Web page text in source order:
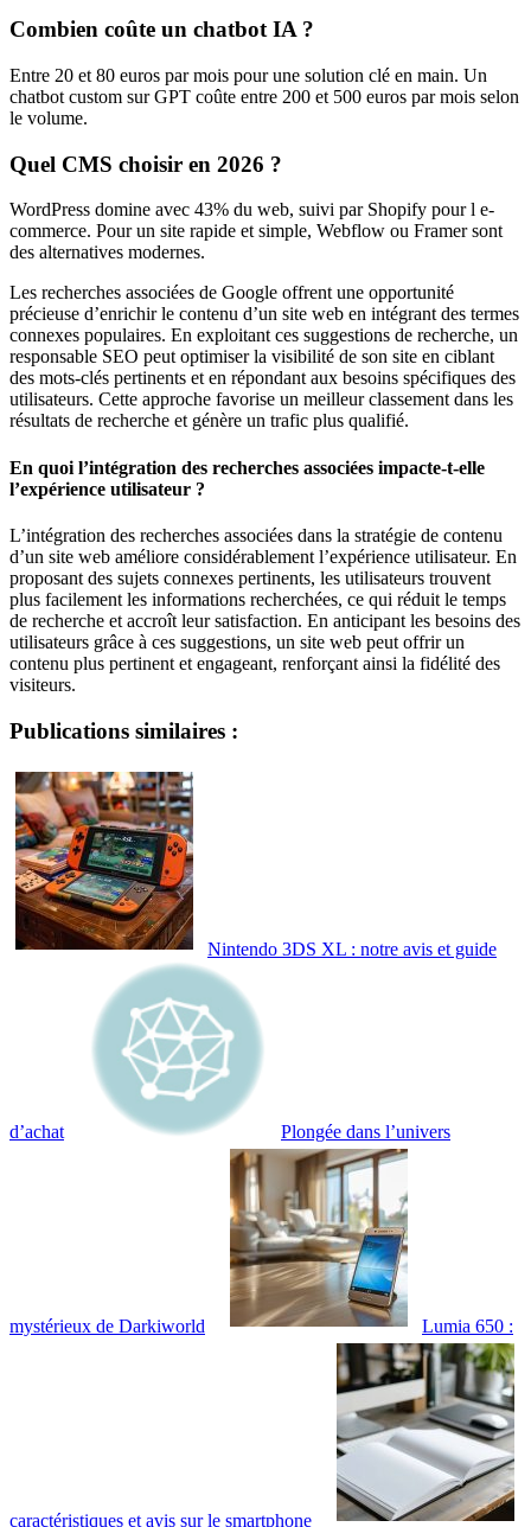
Combien coûte un chatbot IA ?
Entre 20 et 80 euros par mois pour une solution clé en main. Un
chatbot custom sur GPT coûte entre 200 et 500 euros par mois selon
le volume.
Quel CMS choisir en 2026 ?
WordPress domine avec 43% du web, suivi par Shopify pour l e-
commerce. Pour un site rapide et simple, Webflow ou Framer sont
des alternatives modernes.
Les recherches associées de Google offrent une opportunité
précieuse d’enrichir le contenu d’un site web en intégrant des termes
connexes populaires. En exploitant ces suggestions de recherche, un
responsable SEO peut optimiser la visibilité de son site en ciblant
des mots-clés pertinents et en répondant aux besoins spécifiques des
utilisateurs. Cette approche favorise un meilleur classement dans les
résultats de recherche et génère un trafic plus qualifié.
En quoi l’intégration des recherches associées impacte-t-elle
l’expérience utilisateur ?
L’intégration des recherches associées dans la stratégie de contenu
d’un site web améliore considérablement l’expérience utilisateur. En
proposant des sujets connexes pertinents, les utilisateurs trouvent
plus facilement les informations recherchées, ce qui réduit le temps
de recherche et accroît leur satisfaction. En anticipant les besoins des
utilisateurs grâce à ces suggestions, un site web peut offrir un
contenu plus pertinent et engageant, renforçant ainsi la fidélité des
visiteurs.
Publications similaires :
Nintendo 3DS XL : notre avis et guide
d’achat Plongée dans l’univers
mystérieux de Darkiworld Lumia 650 :
caractéristiques et avis sur le smartphone